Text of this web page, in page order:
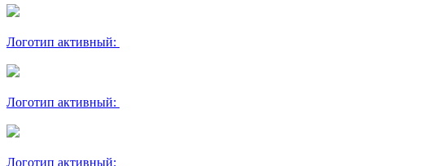
Логотип активный:
Логотип активный:
Логотип активный: